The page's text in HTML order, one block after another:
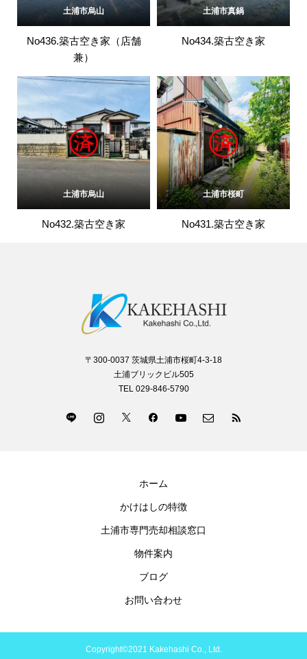
土浦市烏山
No436.築古空き家（店舗
兼）
土浦市真鍋
No434.築古空き家
土浦市烏山
No432.築古空き家
土浦市桜町
No431.築古空き家
〒300-0037 茨城県土浦市桜町4-3-18
土浦ブリックビル505
TEL 029-846-5790
ホーム
かけはしの特徴
土浦市専門売却相談窓口
物件案内
ブログ
お問い合わせ
Copyright©2021 Kakehashi Co., Ltd.